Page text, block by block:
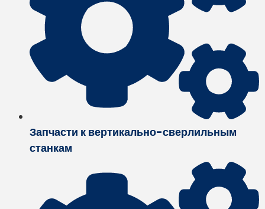
Запчасти к вертикально-сверлильным
станкам